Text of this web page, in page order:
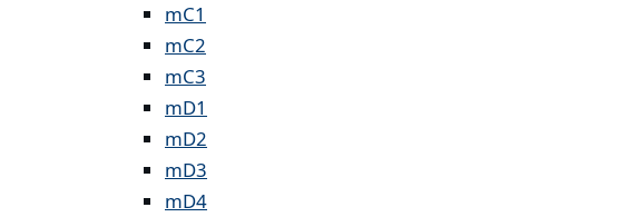
mC1
mC2
mC3
mD1
mD2
mD3
mD4